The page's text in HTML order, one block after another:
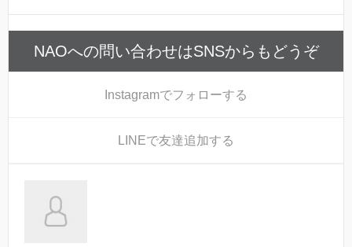
NAOへの問い合わせはSNSからもどうぞ
Instagramでフォローする
LINEで友達追加する